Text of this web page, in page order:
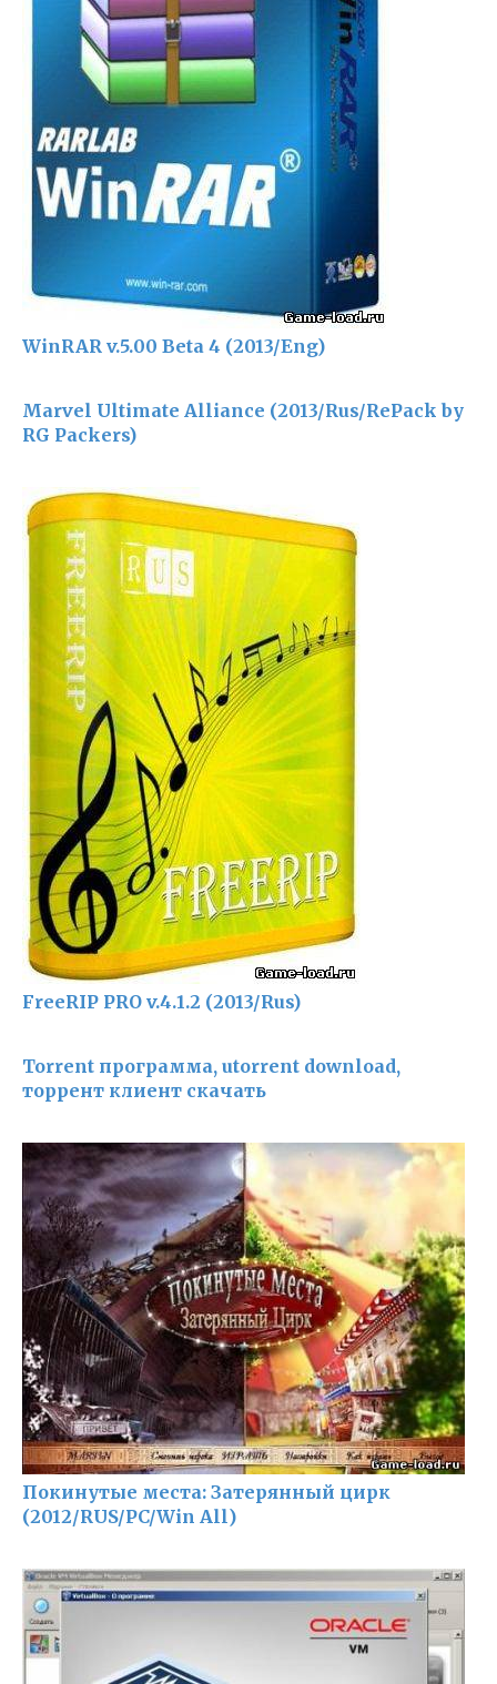
WinRAR v.5.00 Beta 4 (2013/Eng)
Marvel Ultimate Alliance (2013/Rus/RePack by
RG Packers)
FreeRIP PRO v.4.1.2 (2013/Rus)
Torrent программа, utorrent download,
торрент клиент скачать
Покинутые места: Затерянный цирк
(2012/RUS/PC/Win All)